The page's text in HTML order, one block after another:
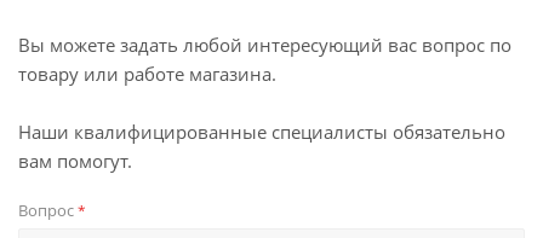
Вы можете задать любой интересующий вас вопрос по
товару или работе магазина.
Наши квалифицированные специалисты обязательно
вам помогут.
Вопрос*